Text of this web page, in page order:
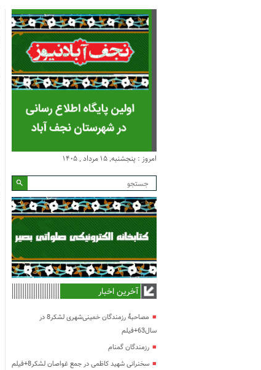
امروز : پنجشنبه, ۱۵ مرداد , ۱۴۰۵
آخرین اخبار
مصاحبۀ رزمندگان خمینی‌شهری لشکر8 در
سال63+فیلم
رزمندگان گمنام
سخنرانی شهید کاظمی در جمع غواصان لشکر8+فیلم